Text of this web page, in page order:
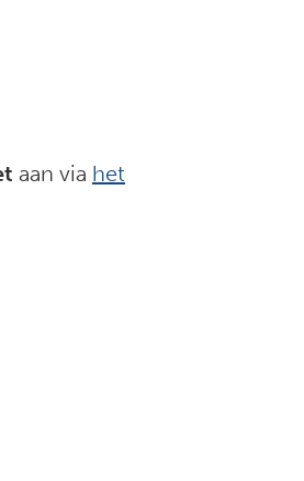
aan via het